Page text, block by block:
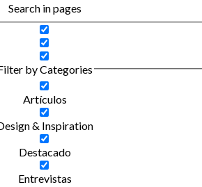
Search in pages
by Categories
Artículos
& Inspiration
Destacado
Entrevistas